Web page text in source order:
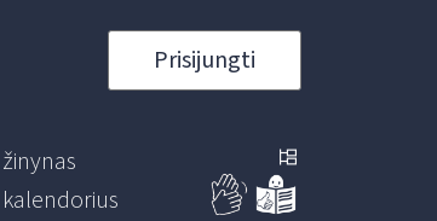
Prisijungti